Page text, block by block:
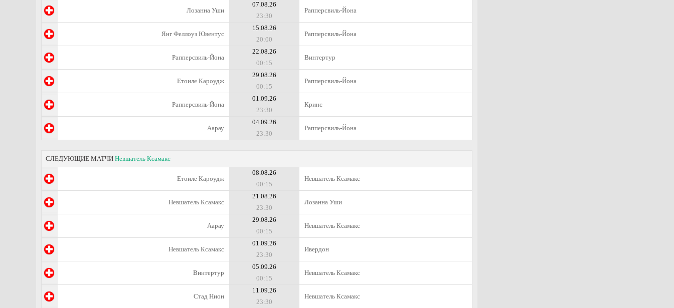
Лозанна Уши
07.08.26
23:30
Рапперсвиль-Йона
Янг Феллоуз Ювентус
15.08.26
20:00
Рапперсвиль-Йона
Рапперсвиль-Йона
22.08.26
00:15
Винтертур
Етоиле Кароудж
29.08.26
00:15
Рапперсвиль-Йона
Рапперсвиль-Йона
01.09.26
23:30
Кринс
Аарау
04.09.26
23:30
Рапперсвиль-Йона
СЛЕДУЮЩИЕ МАТЧИ Невшатель Ксамакс
Етоиле Кароудж
08.08.26
00:15
Невшатель Ксамакс
Невшатель Ксамакс
21.08.26
23:30
Лозанна Уши
Аарау
29.08.26
00:15
Невшатель Ксамакс
Невшатель Ксамакс
01.09.26
23:30
Ивердон
Винтертур
05.09.26
00:15
Невшатель Ксамакс
Стад Нион
11.09.26
23:30
Невшатель Ксамакс